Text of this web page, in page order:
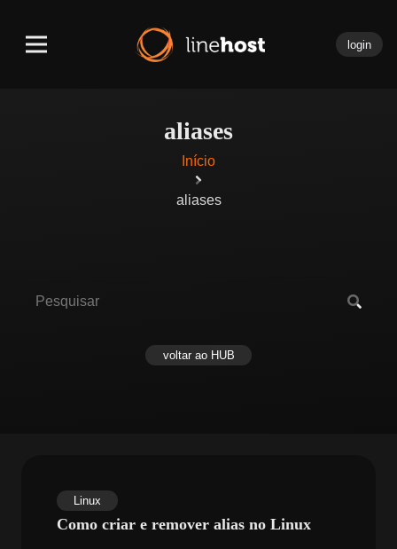
login
aliases
Início
aliases
voltar ao HUB
Linux
Como criar e remover alias no Linux